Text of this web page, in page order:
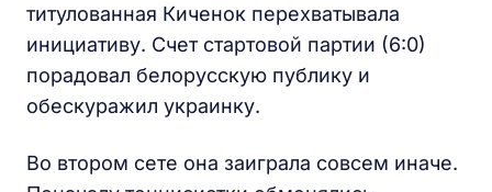
титулованная Киченок перехватывала
инициативу. Счет стартовой партии (6:0)
порадовал белорусскую публику и
обескуражил украинку.
Во втором сете она заиграла совсем иначе.